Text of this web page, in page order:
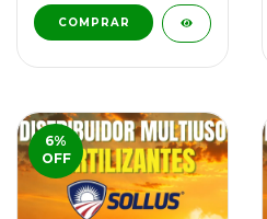
COMPRAR
6%
OFF